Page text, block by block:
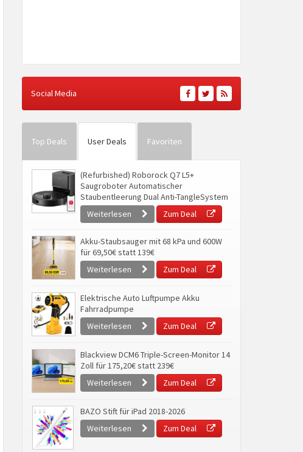
Social Media
Top Deals User Deals Favoriten
(Refurbished) Roborock Q7 L5+
Saugroboter Automatischer
Staubentleerung Dual Anti-TangleSystem
Weiterlesen
Zum Deal
Akku-Staubsauger mit 68 kPa und 600W
für 69,50€ statt 139€
Weiterlesen
Zum Deal
Elektrische Auto Luftpumpe Akku
Fahrradpumpe
Weiterlesen
Zum Deal
Blackview DCM6 Triple-Screen-Monitor 14
Zoll für 175,20€ statt 239€
Weiterlesen
Zum Deal
BAZO Stift für iPad 2018-2026
Weiterlesen
Zum Deal